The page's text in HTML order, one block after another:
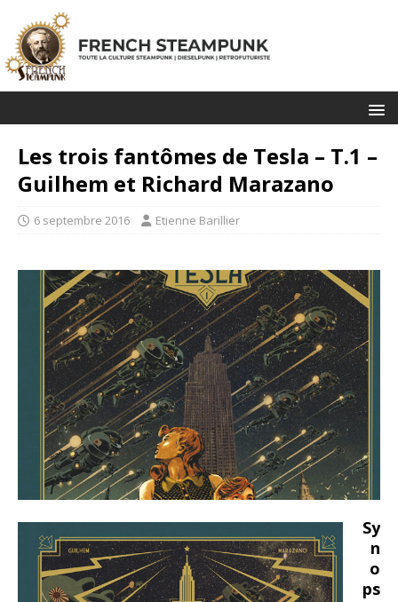
Les trois fantômes de Tesla – T.1 –
Guilhem et Richard Marazano
6 septembre 2016 Etienne Barillier
Sy
n
o
ps